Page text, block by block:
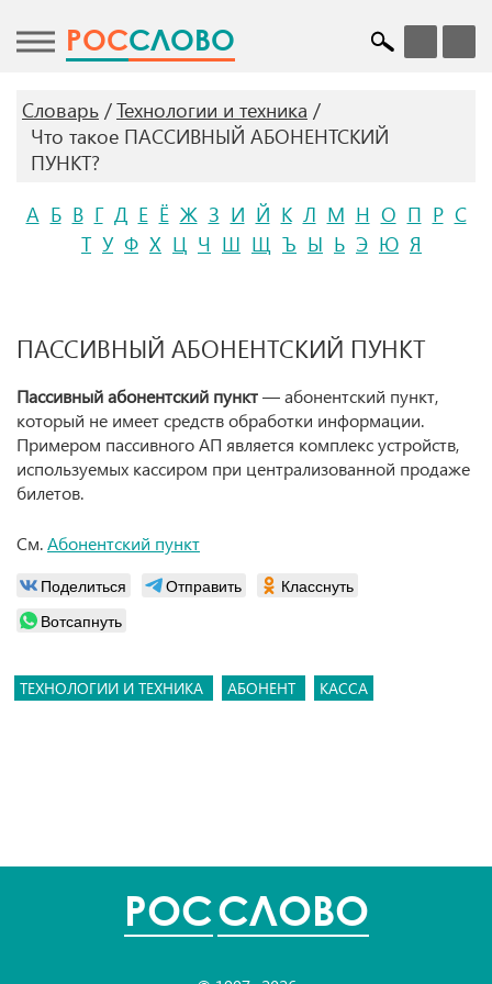
POCСЛОВО
Словарь
Технологии и техника
Что такое ПАССИВНЫЙ АБОНЕНТСКИЙ
ПУНКТ?
А Б В Г Д Е Ё Ж З И Й К Л М Н О П Р С
Т У Ф Х Ц Ч Ш Щ Ъ Ы Ь Э Ю Я
ПАССИВНЫЙ АБОНЕНТСКИЙ ПУНКТ
Пассивный абонентский пункт— абонентский пункт,
который не имеет средств обработки информации.
Примером пассивного АП является комплекс устройств,
используемых кассиром при централизованной продаже
билетов.
См.Абонентский пункт
Поделиться Отправить
Класснуть
Вотсапнуть
ТЕХНОЛОГИИ И ТЕХНИКА АБОНЕНТ КАССА
POCСЛОВО